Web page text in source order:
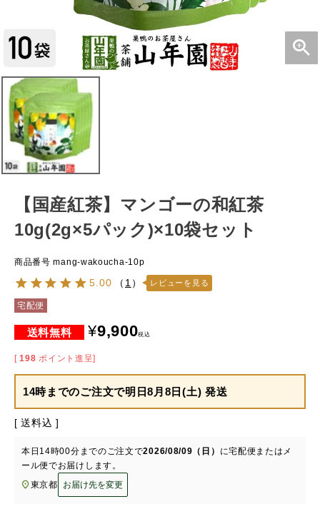
【国産紅茶】マンゴーの和紅茶
10g(2g×5パック)×10袋セット
商品番号 mang-wakoucha-10p
5.00 （ 1 ） レビューを見る
宅配便
¥9,900税込
[ 198 ポイント進呈]
14時までのご注文で明日8月8日(土) 発送
送料込
本日 14時00分 までのご注文で2026/08/09（日） に宅配便またはメ
ール便でお届けします。
東京都
お届け先を変更